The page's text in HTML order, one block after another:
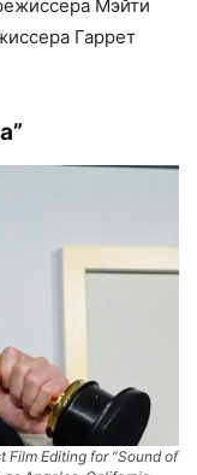
Мэйти
Гаррет
Film Editing for “Sound of